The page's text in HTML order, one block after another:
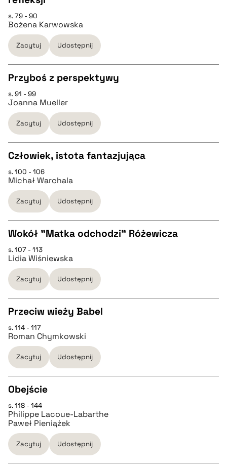
pobierz cytat
BIBTEX
pobierz cytat
s. 79 - 90
Bożena Karwowska
Zacytuj Udostępnij
CZYSTY TEKST
pobierz cytat
BIBTEX
pobierz cytat
Przyboś z perspektywy
s. 91 - 99
Joanna Mueller
Zacytuj Udostępnij
CZYSTY TEKST
pobierz cytat
BIBTEX
pobierz cytat
Człowiek, istota fantazjująca
s. 100 - 106
Michał Warchala
Zacytuj Udostępnij
CZYSTY TEKST
pobierz cytat
BIBTEX
pobierz cytat
Wokół "Matka odchodzi" Różewicza
s. 107 - 113
Lidia Wiśniewska
Zacytuj Udostępnij
CZYSTY TEKST
pobierz cytat
BIBTEX
pobierz cytat
Przeciw wieży Babel
s. 114 - 117
Roman Chymkowski
Zacytuj Udostępnij
CZYSTY TEKST
pobierz cytat
Obejście
s. 118 - 144
Philippe Lacoue-Labarthe
Paweł Pieniążek
Zacytuj Udostępnij